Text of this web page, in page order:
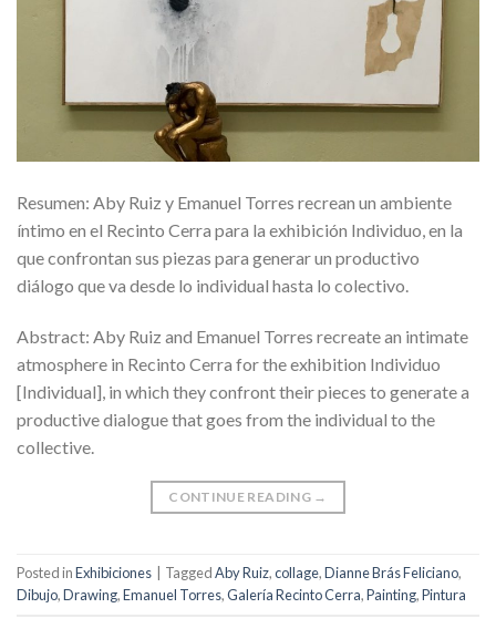
Resumen: Aby Ruiz y Emanuel Torres recrean un ambiente
íntimo en el Recinto Cerra para la exhibición Individuo, en la
que confrontan sus piezas para generar un productivo
diálogo que va desde lo individual hasta lo colectivo.
Abstract: Aby Ruiz and Emanuel Torres recreate an intimate
atmosphere in Recinto Cerra for the exhibition Individuo
[Individual], in which they confront their pieces to generate a
productive dialogue that goes from the individual to the
collective.
CONTINUE READING →
Posted inExhibiciones TaggedAby Ruiz,collage,Dianne Brás Feliciano,
Dibujo,Drawing,Emanuel Torres,Galería Recinto Cerra,Painting,Pintura